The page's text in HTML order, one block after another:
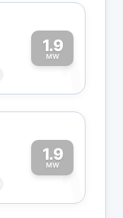
1.9
MW1
1.9
MW1